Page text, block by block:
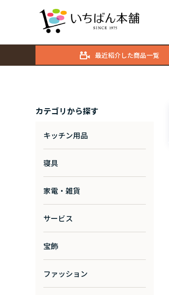
最近紹介した商品一覧
カテゴリから探す
キッチン用品
寝具
家電・雑貨
サービス
宝飾
ファッション